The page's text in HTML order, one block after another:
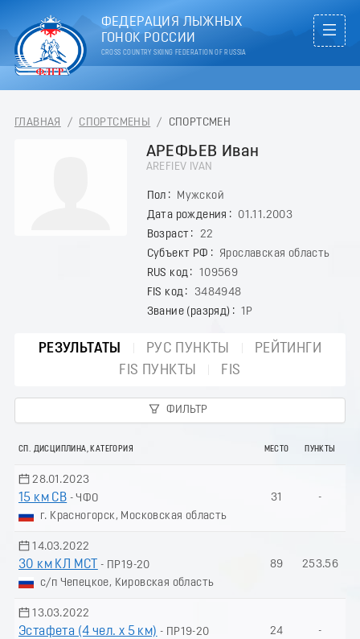
ФЕДЕРАЦИЯ ЛЫЖНЫХ
ГОНОК РОССИИ
CROSS COUNTRY SKIING FEDERATION OF RUSSIA
ГЛАВНАЯ / СПОРТСМЕНЫ / СПОРТСМЕН
АРЕФЬЕВ Иван
AREFIEV IVAN
Пол
Мужской
Дата рождения
01.11.2003
Возраст
22
Субъект РФ
Ярославская область
RUS код
109569
FIS код
3484948
Звание (разряд)
1Р
РЕЗУЛЬТАТЫ РУС ПУНКТЫ
РЕЙТИНГИ
FIS ПУНКТЫ
FIS
ФИЛЬТР
СП. ДИСЦИПЛИНА, КАТЕГОРИЯ МЕСТО ПУНКТЫ
28.01.2023
15 км СВ - ЧФО
г. Красногорск, Московская область
31 -
14.03.2022
30 км КЛ МСТ
- ПР19-20
с/п Чепецкое, Кировская область
89 253.56
13.03.2022
Эстафета (4 чел. х 5 км) - ПР19-20
24 -